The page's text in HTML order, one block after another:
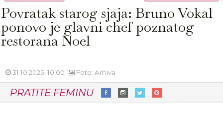
Moda Ljubav Relax Putovanja Recepti
Proizvodi
Povratak starog sjaja: Bruno Vokal
ponovo je glavni chef poznatog
restorana Noel
31.10.2025. 10:00 Foto: Arhiva
PRATITE FEMINU